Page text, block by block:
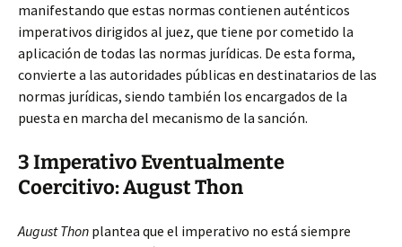
manifestando que estas normas contienen auténticos
imperativos dirigidos al juez, que tiene por cometido la
aplicación de todas las normas jurídicas. De esta forma,
convierte a las autoridades públicas en destinatarios de las
normas jurídicas, siendo también los encargados de la
puesta en marcha del mecanismo de la sanción.
3 Imperativo Eventualmente
Coercitivo: August Thon
August Thon plantea que el imperativo no está siempre